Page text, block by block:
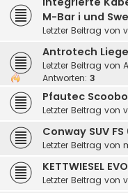
M-Bar i und
Letzter Beitrag von
Antrotech
Letzter Beitrag von
Antworten: 3
Pfautec Scoobo
Letzter Beitrag von
Conway SUV FS
Letzter Beitrag von
KETTWIESEL
Letzter Beitrag von